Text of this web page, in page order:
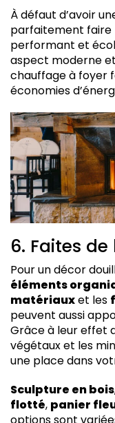
À défaut d’avoir
parfaitement faire
performant et
aspect moderne
chauffage à foyer
économies
6. Faites
Pour un décor
éléments
matériauxet les
peuvent aussi
Grâce à leur effet
végétaux et les
une place dans
Sculpture en bois
flotté, panier